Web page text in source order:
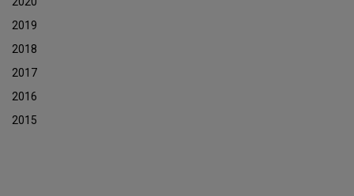
2019
2018
2017
2016
2015